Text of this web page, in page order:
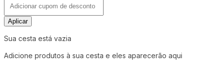
Aplicar
Sua cesta está vazia
Adicione produtos à sua cesta e eles aparecerão aqui